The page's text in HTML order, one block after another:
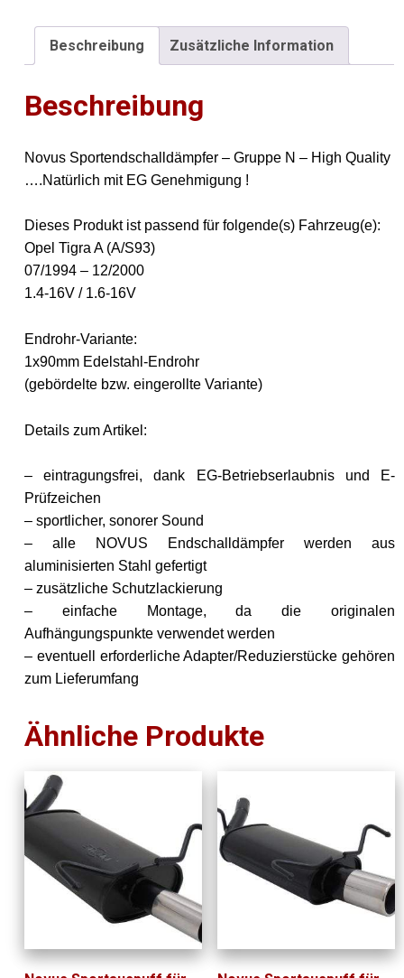
Menge
Beschreibung Zusätzliche Information
Beschreibung
Novus Sportendschalldämpfer – Gruppe N – High Quality
….Natürlich mit EG Genehmigung !
Dieses Produkt ist passend für folgende(s) Fahrzeug(e):
Opel Tigra A (A/S93)
07/1994 – 12/2000
1.4-16V / 1.6-16V
Endrohr-Variante:
1x90mm Edelstahl-Endrohr
(gebördelte bzw. eingerollte Variante)
Details zum Artikel:
– eintragungsfrei, dank EG-Betriebserlaubnis und E-
Prüfzeichen
– sportlicher, sonorer Sound
– alle NOVUS Endschalldämpfer werden aus
aluminisierten Stahl gefertigt
– zusätzliche Schutzlackierung
– einfache Montage, da die originalen
Aufhängungspunkte verwendet werden
– eventuell erforderliche Adapter/Reduzierstücke gehören
zum Lieferumfang
Ähnliche Produkte